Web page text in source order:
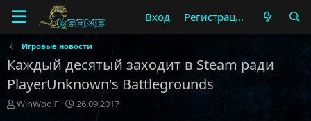
Вход Регистрация
Игровые новости
Каждый десятый заходит в Steam ради
PlayerUnknown's Battlegrounds
А
WinWoolF
Д
26.09.2017